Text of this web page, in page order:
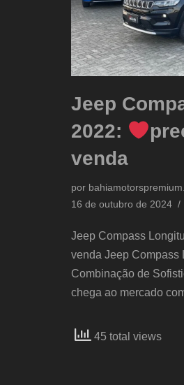
Jeep
2022:
venda
por
16 de outubro de 2024
Jeep Compass
venda Jeep Compass
Combinação de
chega ao mercado
45 total views